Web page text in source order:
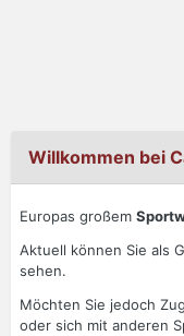
Willkommen bei
Europas großem
Aktuell können Sie als
sehen.
Möchten Sie jedoch
oder sich mit anderen